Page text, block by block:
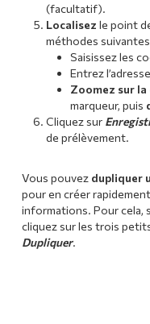
(facultatif).
Localisez le point
méthodes
Saisissez les
Entrez
Zoomez sur la
marqueur, puis
Cliquez sur
de prélèvement.
Vous pouvez dupliquer
pour en créer
informations. Pour cela,
cliquez sur les trois
Dupliquer.